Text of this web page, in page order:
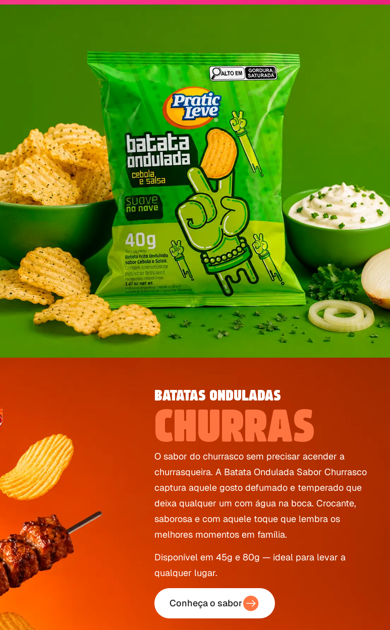
BATATAS ONDULADAS
CHURRAS
O sabor do churrasco sem precisar acender a
churrasqueira. A Batata Ondulada Sabor Churrasco
captura aquele gosto defumado e temperado que
deixa qualquer um com água na boca. Crocante,
saborosa e com aquele toque que lembra os
melhores momentos em família.
Disponível em 45g e 80g — ideal para levar a
qualquer lugar.
Conheça o sabor